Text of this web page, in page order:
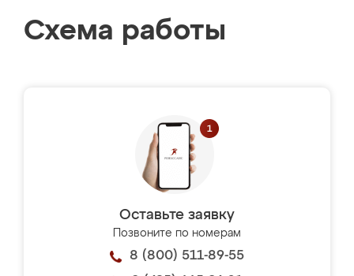
Схема работы
Оставьте заявку
Позвоните по номерам
8 (800) 511-89-55